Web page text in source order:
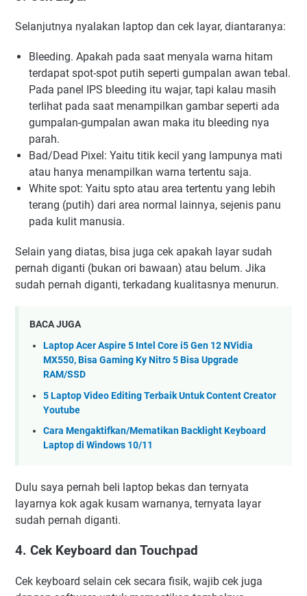
Selanjutnya nyalakan laptop dan cek layar, diantaranya:
Bleeding. Apakah pada saat menyala warna hitam
terdapat spot-spot putih seperti gumpalan awan tebal.
Pada panel IPS bleeding itu wajar, tapi kalau masih
terlihat pada saat menampilkan gambar seperti ada
gumpalan-gumpalan awan maka itu bleeding nya
parah.
Bad/Dead Pixel: Yaitu titik kecil yang lampunya mati
atau hanya menampilkan warna tertentu saja.
White spot: Yaitu spto atau area tertentu yang lebih
terang (putih) dari area normal lainnya, sejenis panu
pada kulit manusia.
Selain yang diatas, bisa juga cek apakah layar sudah
pernah diganti (bukan ori bawaan) atau belum. Jika
sudah pernah diganti, terkadang kualitasnya menurun.
BACA JUGA
Laptop Acer Aspire 5 Intel Core i5 Gen 12 NVidia
MX550, Bisa Gaming Ky Nitro 5 Bisa Upgrade
RAM/SSD
5 Laptop Video Editing Terbaik Untuk Content Creator
Youtube
Cara Mengaktifkan/Mematikan Backlight Keyboard
Laptop di Windows 10/11
Dulu saya pernah beli laptop bekas dan ternyata
layarnya kok agak kusam warnanya, ternyata layar
sudah pernah diganti.
4. Cek Keyboard dan Touchpad
Cek keyboard selain cek secara fisik, wajib cek juga